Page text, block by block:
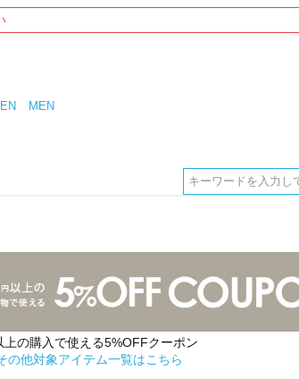
MEN
上の購入で使える5%OFFクーポン
の他対象アイテム一覧はこちら